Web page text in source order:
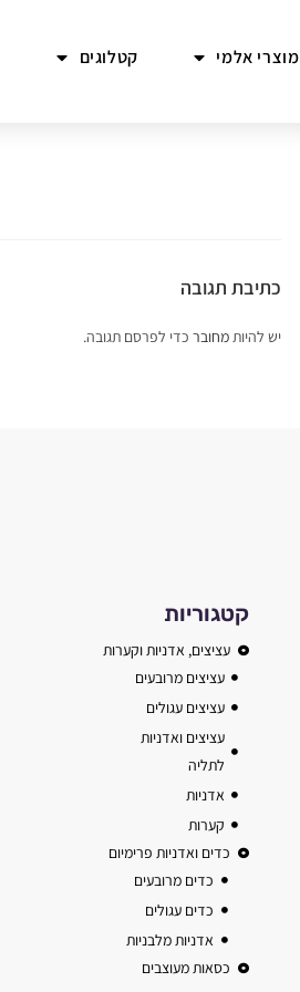
מוצרי אלמי קטלוגים
כתיבת תגובה
יש להיותמחובר כדי לפרסם תגובה.
קטגוריות
עציצים, אדניות וקערות
עציצים מרובעים
עציצים עגולים
עציצים ואדניות
לתליה
אדניות
קערות
כדים ואדניות פרימיום
כדים מרובעים
כדים עגולים
אדניות מלבניות
כסאות מעוצבים